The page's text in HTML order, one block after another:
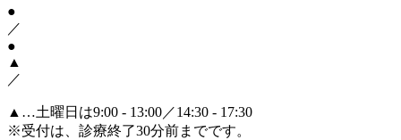
●
／
●
▲
／
▲ …土曜日は9:00 - 13:00／14:30 - 17:30
※受付は、診療終了30分前までです。